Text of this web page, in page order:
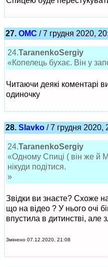
27. ОМС / 7 грудня 2020,
24.TaranenkoSergiy
«Копелець бухає. Він у
Читаючи деякі коментарі
одиночку
28. Slavko / 7 грудня 2020,
24.TaranenkoSergiy
«Одному Спиці ( він же й
нікуди подітися.
»
Звідки ви знаєте? Схоже
що на відео ? У нього очі
впустила в дитинстві, але
Змінено 07.12.2020, 21:08